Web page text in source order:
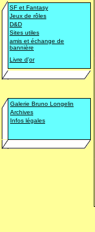
SF et Fantasy
Jeux de rôles
D&D
Sites utiles
amis et échange de
bannière
Livre d'or
Galerie Bruno Longelin
Archives
Infos légales